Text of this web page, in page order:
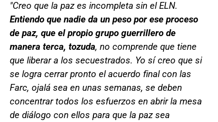
"Creo que la paz es incompleta sin el ELN.
Entiendo que nadie da un peso por ese proceso
de paz, que el propio grupo guerrillero de
manera terca, tozuda, no comprende que tiene
que liberar a los secuestrados. Yo sí creo que si
se logra cerrar pronto el acuerdo final con las
Farc, ojalá sea en unas semanas, se deben
concentrar todos los esfuerzos en abrir la mesa
de diálogo con ellos para que la paz sea